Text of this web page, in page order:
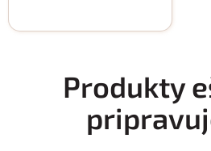
Produkty